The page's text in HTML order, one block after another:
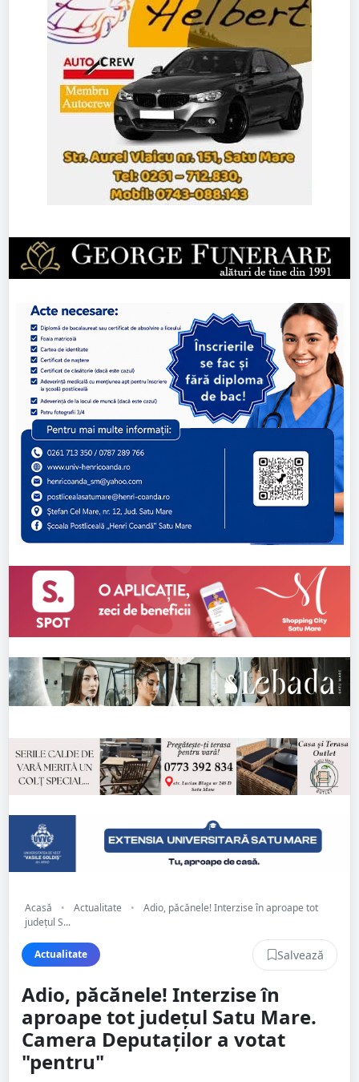
Acasă • Actualitate •
Adio, păcănele! Interzise în aproape tot
județul S...
Actualitate Salvează
Adio, păcănele! Interzise în
aproape tot județul Satu Mare.
Camera Deputaților a votat
"pentru"